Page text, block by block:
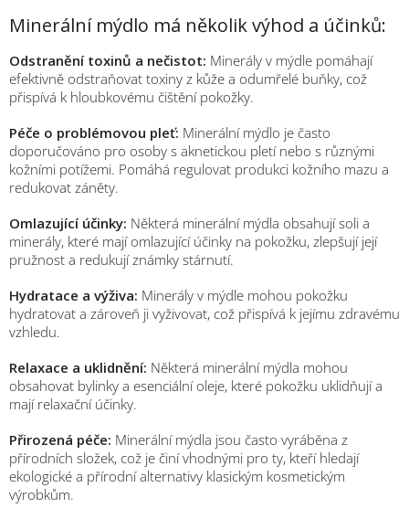
Minerální mýdlo má několik výhod a účinků:
Odstranění toxinů a nečistot: Minerály v mýdle pomáhají
efektivně odstraňovat toxiny z kůže a odumřelé buňky, což
přispívá k hloubkovému čištění pokožky.
Péče o problémovou pleť: Minerální mýdlo je často
doporučováno pro osoby s aknetickou pletí nebo s různými
kožními potížemi. Pomáhá regulovat produkci kožního mazu a
redukovat záněty.
Omlazující účinky: Některá minerální mýdla obsahují soli a
minerály, které mají omlazující účinky na pokožku, zlepšují její
pružnost a redukují známky stárnutí.
Hydratace a výživa: Minerály v mýdle mohou pokožku
hydratovat a zároveň ji vyživovat, což přispívá k jejímu zdravému
vzhledu.
Relaxace a uklidnění: Některá minerální mýdla mohou
obsahovat bylinky a esenciální oleje, které pokožku uklidňují a
mají relaxační účinky.
Přirozená péče: Minerální mýdla jsou často vyráběna z
přírodních složek, což je činí vhodnými pro ty, kteří hledají
ekologické a přírodní alternativy klasickým kosmetickým
výrobkům.